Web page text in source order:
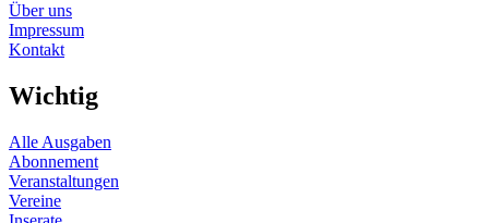
Über uns
Impressum
Kontakt
Wichtig
Alle Ausgaben
Abonnement
Veranstaltungen
Vereine